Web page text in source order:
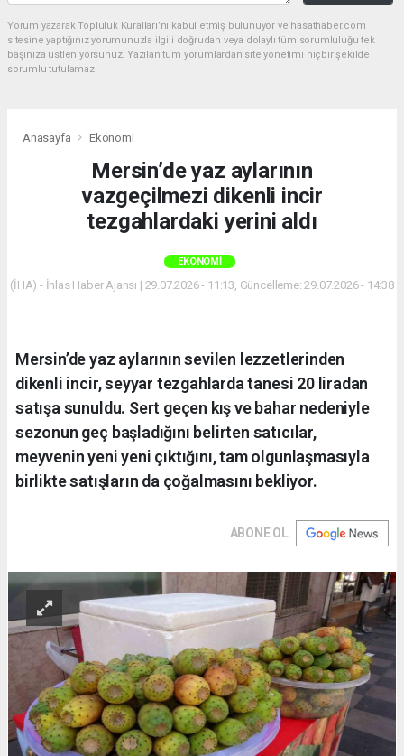
Yorum yazarak Topluluk Kuralları’nı kabul etmiş bulunuyor ve hasathaber.com
sitesine yaptığınız yorumunuzla ilgili doğrudan veya dolaylı tüm sorumluluğu tek
başınıza üstleniyorsunuz. Yazılan tüm yorumlardan site yönetimi hiçbir şekilde
sorumlu tutulamaz.
Anasayfa Ekonomi
Mersin’de yaz aylarının
vazgeçilmezi dikenli incir
tezgahlardaki yerini aldı
EKONOMI
(İHA) - İhlas Haber Ajansı | 29.07.2026 - 11:13, Güncelleme: 29.07.2026 - 14:38
Mersin’de yaz aylarının sevilen lezzetlerinden
dikenli incir, seyyar tezgahlarda tanesi 20 liradan
satışa sunuldu. Sert geçen kış ve bahar nedeniyle
sezonun geç başladığını belirten satıcılar,
meyvenin yeni yeni çıktığını, tam olgunlaşmasıyla
birlikte satışların da çoğalmasını bekliyor.
ABONE OL